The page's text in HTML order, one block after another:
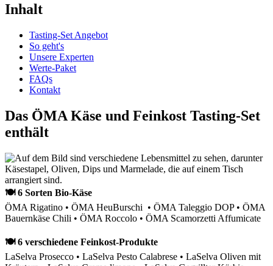
Inhalt
Tasting-Set Angebot
So geht's
Unsere Experten
Werte-Paket
FAQs
Kontakt
Das ÖMA Käse und Feinkost Tasting-Set
enthält
🍽 6 Sorten Bio-Käse
ÖMA Rigatino • ÖMA HeuBurschi • ÖMA Taleggio DOP • ÖMA
Bauernkäse Chili • ÖMA Roccolo • ÖMA Scamorzetti Affumicate
🍽 6 verschiedene Feinkost-Produkte
LaSelva Prosecco • LaSelva Pesto Calabrese • LaSelva Oliven mit